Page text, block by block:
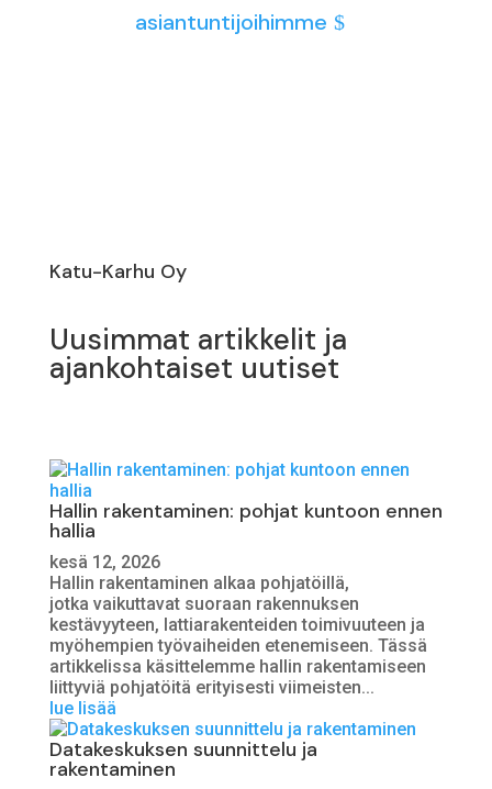
asiantuntijoihimme
Katu-Karhu Oy
Uusimmat artikkelit ja
ajankohtaiset uutiset
Hallin rakentaminen: pohjat kuntoon ennen
hallia
kesä 12, 2026
Hallin rakentaminen alkaa pohjatöillä,
jotka vaikuttavat suoraan rakennuksen
kestävyyteen, lattiarakenteiden toimivuuteen ja
myöhempien työvaiheiden etenemiseen. Tässä
artikkelissa käsittelemme hallin rakentamiseen
liittyviä pohjatöitä erityisesti viimeisten...
lue lisää
Datakeskuksen suunnittelu ja
rakentaminen